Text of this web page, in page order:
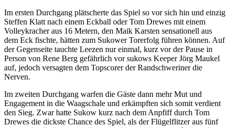
Im ersten Durchgang plätscherte das Spiel so vor sich hin und einzig
Steffen Klatt nach einem Eckball oder Tom Drewes mit einem
Volleykracher aus 16 Metern, den Maik Karsten sensationell aus
dem Eck fischte, hätten zum Sukower Torerfolg führen können. Auf
der Gegenseite tauchte Leezen nur einmal, kurz vor der Pause in
Person von Rene Berg gefährlich vor sukows Keeper Jörg Maukel
auf, jedoch versagten dem Topscorer der Randschweriner die
Nerven.
Im zweiten Durchgang warfen die Gäste dann mehr Mut und
Engagement in die Waagschale und erkämpften sich somit verdient
den Sieg. Zwar hatte Sukow kurz nach dem Anpfiff durch Tom
Drewes die dickste Chance des Spiel, als der Flügelflitzer aus fünf